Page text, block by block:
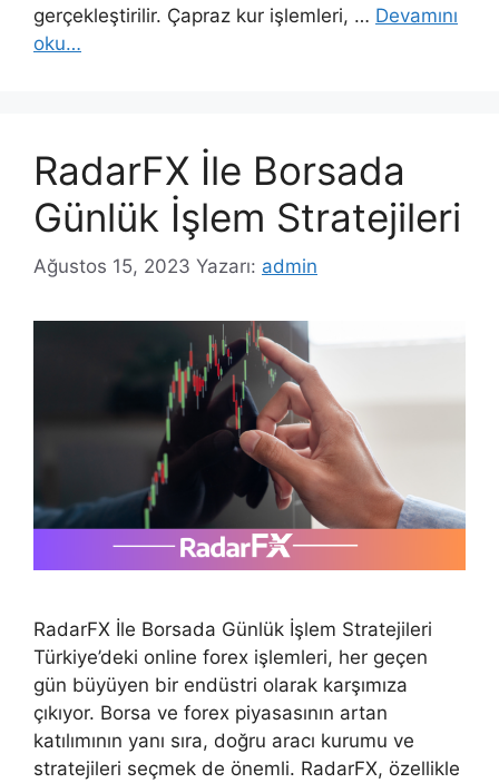
gerçekleştirilir. Çapraz kur işlemleri, … Devamını
oku…
RadarFX İle Borsada
Günlük İşlem Stratejileri
Ağustos 15, 2023 Yazarı: admin
RadarFX İle Borsada Günlük İşlem Stratejileri
Türkiye’deki online forex işlemleri, her geçen
gün büyüyen bir endüstri olarak karşımıza
çıkıyor. Borsa ve forex piyasasının artan
katılımının yanı sıra, doğru aracı kurumu ve
stratejileri seçmek de önemli. RadarFX, özellikle